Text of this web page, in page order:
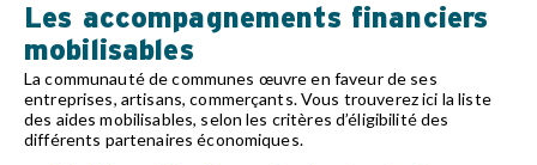
Les accompagnements financiers
mobilisables
La communauté de communes œuvre en faveur de ses
entreprises, artisans, commerçants. Vous trouverez ici la liste
des aides mobilisables, selon les critères d’éligibilité des
différents partenaires économiques.